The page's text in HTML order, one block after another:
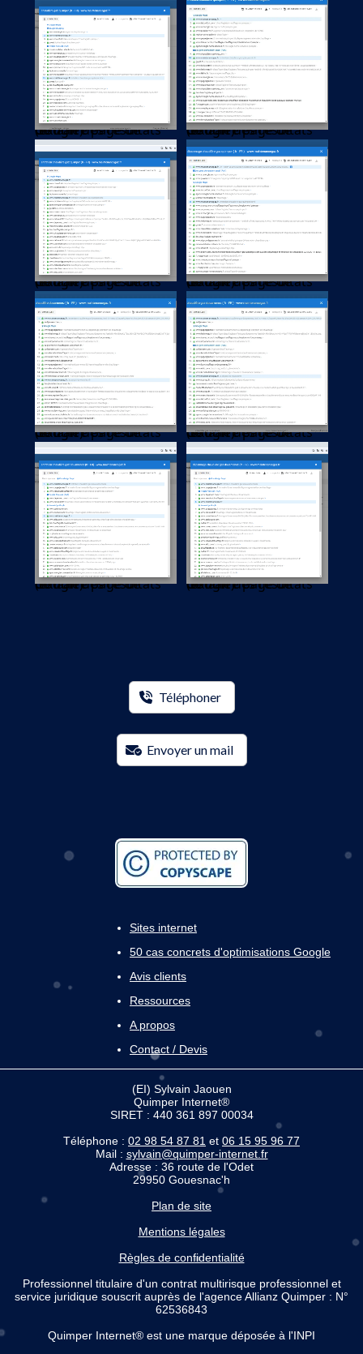
(extrait des résultats de la 1re page de Google) (extrait des résultats de la 1re page de Google)
(extrait des résultats de la 1re page de Google) (extrait des résultats de la 1re page de Google)
(extrait des résultats de la 1re page de Google) (extrait des résultats de la 1re page de Google)
(extrait des résultats de la 1re page de Google) (extrait des résultats de la 1re page de Google)
Téléphoner
Envoyer un mail
Sites internet
50 cas concrets d'optimisations Google
Avis clients
Ressources
A propos
Contact / Devis
(EI) Sylvain Jaouen
Quimper Internet®
SIRET : 440 361 897 00034
Téléphone : 02 98 54 87 81 et 06 15 95 96 77
Mail : sylvain@quimper-internet.fr
Adresse : 36 route de l'Odet
29950 Gouesnac'h
Plan de site
Mentions légales
Règles de confidentialité
Professionnel titulaire d'un contrat multirisque professionnel et
service juridique souscrit auprès de l'agence Allianz Quimper : N°
62536843
Quimper Internet® est une marque déposée à l'INPI